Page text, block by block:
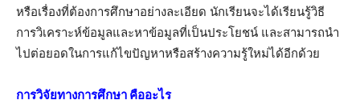
หรือเรื่องที่ต้องการศึกษาอย่างละเอียด นักเรียนจะได้เรียนรู้วิธี
การวิเคราะห์ข้อมูลและหาข้อมูลที่เป็นประโยชน์ และสามารถนำ
ไปต่อยอดในการแก้ไขปัญหาหรือสร้างความรู้ใหม่ได้อีกด้วย
การวิจัยทางการศึกษา คืออะไร